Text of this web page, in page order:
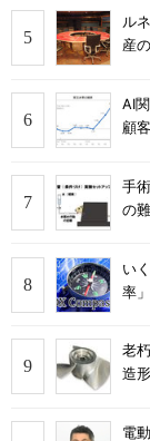
ル
産
AI
顧
手
の
い
率
老
造
電